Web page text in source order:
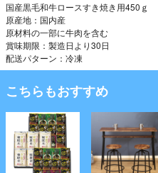
国産黒毛和牛ロースすき焼き用450ｇ
原産地：国内産
原材料の一部に牛肉を含む
賞味期限：製造日より30日
配送パターン：冷凍
こちらもおすすめ